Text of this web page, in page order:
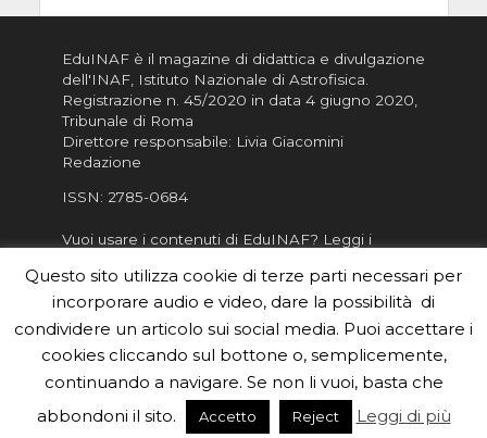
EduINAF è il magazine di didattica e divulgazione
dell'INAF, Istituto Nazionale di Astrofisica
Registrazione n. 45/2020 in data 4 giugno 2020,
Tribunale di Roma
Direttore responsabile: Livia Giacomini
Redazione
ISSN: 2785-0684
Vuoi usare i contenuti di EduINAF? Leggi i
Informativa sulla Privacy
Informatva sui Cookie
Per la rubrica de l'Astronomo risponde, per
inviarci le tue foto o i tuoi contributi, scrivici a
redazione.edu [chiocciola] inaf.it oppure
il form
Questo sito utilizza cookie di terze parti necessari per
incorporare audio e video, dare la possibilità di
condividere un articolo sui social media. Puoi accettare i
cookies cliccando sul bottone o, semplicemente,
continuando a navigare. Se non li vuoi, basta che
abbondoni il sito.
Accetto Reject Leggi di più